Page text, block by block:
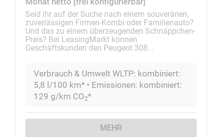
Seid ihr auf der Suche nach einem souveränen,
zuverlässigen Firmen-Kombi oder Familienauto?
Und das zu einem überzeugenden Schnäppchen-
Preis? Bei LeasingMarkt können
Geschäftskunden den Peugeot 308...
Verbrauch & Umwelt WLTP: kombiniert:
5,8 l/100 km* • Emissionen: kombiniert:
129 g/km CO2*
MEHR